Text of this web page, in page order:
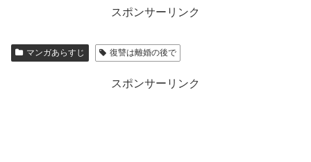
スポンサーリンク
マンガあらすじ 復讐は離婚の後で
スポンサーリンク